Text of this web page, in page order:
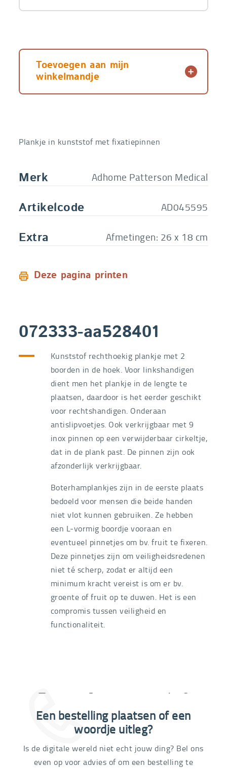
Toevoegen aan mijn
winkelmandje
Plankje in kunststof met fixatiepinnen
Merk Adhome Patterson Medical
Artikelcode AD045595
Extra Afmetingen: 26 x 18 cm
Deze pagina printen
072333-aa528401
Kunststof rechthoekig plankje met 2
boorden in de hoek. Voor linkshandigen
dient men het plankje in de lengte te
plaatsen, daardoor is het eerder geschikt
voor rechtshandigen. Onderaan
antislipvoetjes. Ook verkrijgbaar met 9
inox pinnen op een verwijderbaar cirkeltje,
dat in de plank past. De pinnen zijn ook
afzonderlijk verkrijgbaar.
Boterhamplankjes zijn in de eerste plaats
bedoeld voor mensen die beide handen
niet vlot kunnen gebruiken. Ze hebben
een L-vormig boordje vooraan en
eventueel pinnetjes om bv. fruit te fixeren.
Deze pinnetjes zijn om veiligheidsredenen
niet té scherp, zodat er altijd een
minimum kracht vereist is om er bv.
groente of fruit op te duwen. Het is een
compromis tussen veiligheid en
functionaliteit.
03 292 21 60
Een bestelling plaatsen of een
woordje uitleg?
Is de digitale wereld niet echt jouw ding? Bel ons
even op voor advies of om een bestelling te